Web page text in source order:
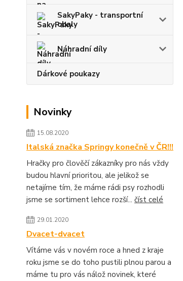
SakyPaky - transportní
obaly
Náhradní díly
Dárkové poukazy
Novinky
15.08.2020
Italská značka Springy konečně v ČR!!!
Hračky pro člověčí zákazníky pro nás vždy
budou hlavní prioritou, ale jelikož se
netajíme tím, že máme rádi psy rozhodli
jsme se sortiment lehce rozší... číst celé
29.01.2020
Dvacet-dvacet
Vítáme vás v novém roce a hned z kraje
roku jsme se do toho pustili plnou parou a
máme tu pro vás nálož novinek, které